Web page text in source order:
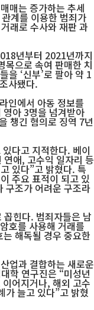
매는 증가하는 추세
계를 이용한 범죄가
래로 수사와 재판 과
년부터 2021년까지
목으로 속여 판매한 치
을 ‘신부’로 팔아 약 1
사됐다.
인에서 아동 정보를
아 3명을 넘겨받아
챙긴 혐의로 징역 7년
다고 지적한다. 베이
애, 고수익 일자리 등
있다”고 밝혔다. 특
주요 표적이 되고 있
구조가 어려운 구조라
힌다. 범죄자들은 남
호를 사용해 거래를
해독될 경우 중요한
업과 결합하는 새로운
학 연구진은 “미성년
어지거나, 해외 고수
가 늘고 있다”고 밝혔